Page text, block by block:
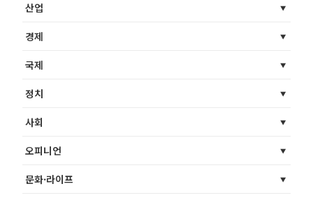
산업
경제
국제
정치
사회
오피니언
문화·라이프